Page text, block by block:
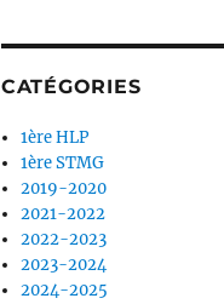
CATÉGORIES
1ère HLP
1ère STMG
2019-2020
2021-2022
2022-2023
2023-2024
2024-2025